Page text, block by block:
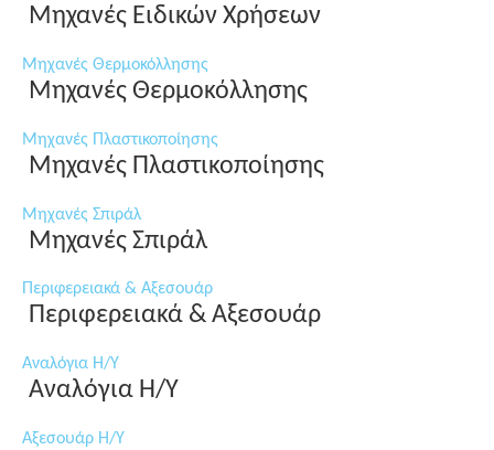
Μηχανές Ειδικών Χρήσεων
Μηχανές Θερμοκόλλησης
Μηχανές Θερμοκόλλησης
Μηχανές Πλαστικοποίησης
Μηχανές Πλαστικοποίησης
Μηχανές Σπιράλ
Μηχανές Σπιράλ
Περιφερειακά & Αξεσουάρ
Περιφερειακά & Αξεσουάρ
Αναλόγια Η/Υ
Αναλόγια Η/Υ
Αξεσουάρ Η/Υ